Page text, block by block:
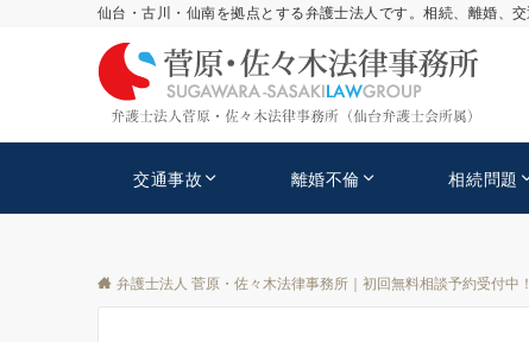
仙台・古川・仙南を拠点とする弁護士法人です。相続、離婚、
交通事故 離婚不倫 相続問題
弁護士法人 菅原・佐々木法律事務所｜初回無料相談予約受付中！